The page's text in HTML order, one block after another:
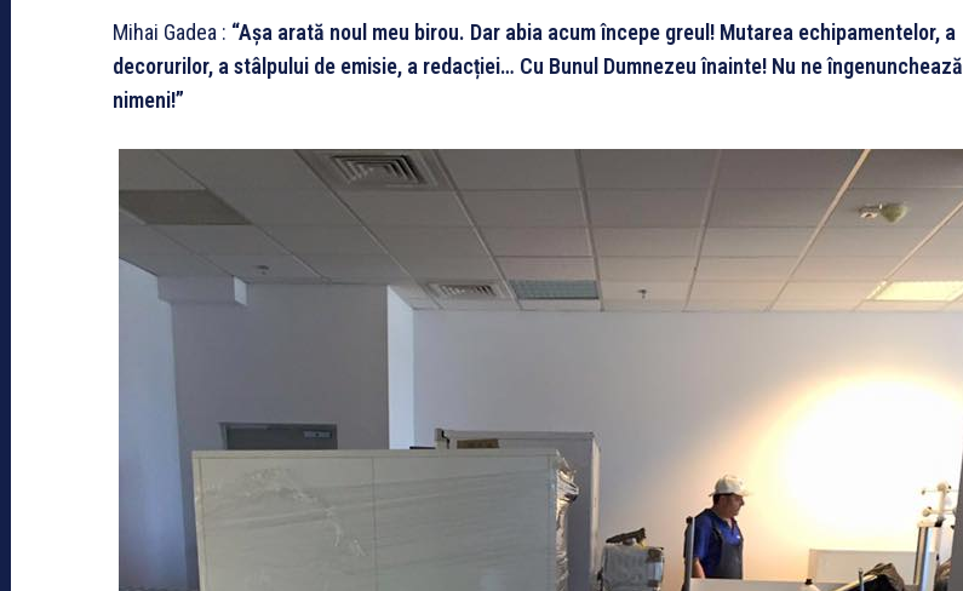
Mihai Gadea : “Așa arată noul meu birou. Dar abia acum începe greul! Mutarea echipamentelor, a
decorurilor, a stâlpului de emisie, a redacției… Cu Bunul Dumnezeu înainte! Nu ne îngenunchează
nimeni!”